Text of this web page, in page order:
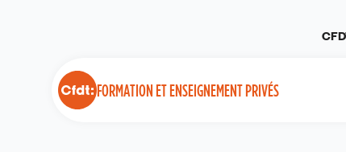
FORMATION ET ENSEIGNEMENT PRIVÉS